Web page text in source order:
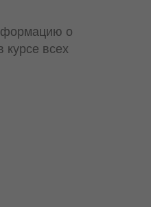
о
курсе всех